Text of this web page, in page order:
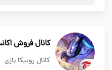
کانال فروش
کانال روبیکا بازی